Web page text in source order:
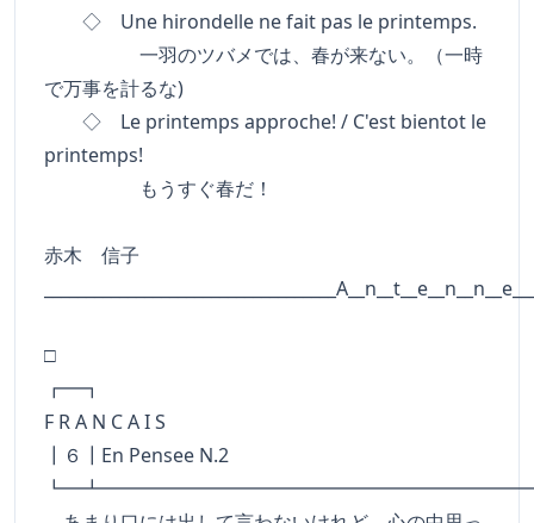
◇ Une hirondelle ne fait pas le printemps.
一羽のツバメでは、春が来ない。（一時
で万事を計るな)
◇ Le printemps approche! / C'est bientot le
printemps!
もうすぐ春だ！
赤木 信子
□
F R A N C A I S
┃６┃En Pensee N.2